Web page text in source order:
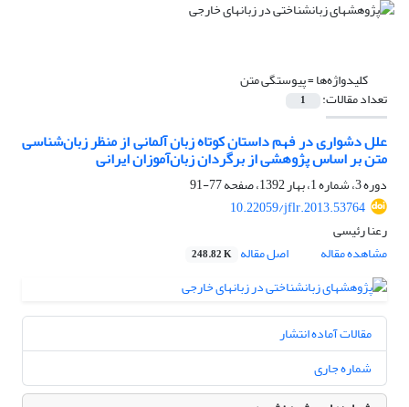
کلیدواژه‌ها =پیوستگی متن
تعداد مقالات: 1
علل دشواری در فهم داستان کوتاه زبان آلمانی از منظر زبان‌شناسی
متن بر اساس پژوهشی از برگردان زبان‌آموزان ایرانی
دوره 3، شماره 1، بهار 1392، صفحه
77-91
10.22059/jflr.2013.53764
رعنا رئیسی
مشاهده مقاله
اصل مقاله 248.82 K
مقالات آماده انتشار
شماره جاری